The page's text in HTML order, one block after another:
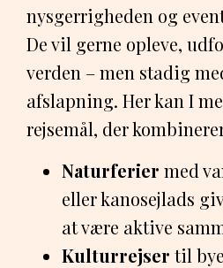
nysgerrigheden og
De vil gerne opleve,
verden – men stadig
afslapning. Her kan I
rejsemål, der
Naturferier med
eller kanosejlads
at være aktive
Kulturrejser til